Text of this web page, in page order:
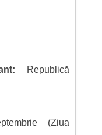
Republică
(Ziua